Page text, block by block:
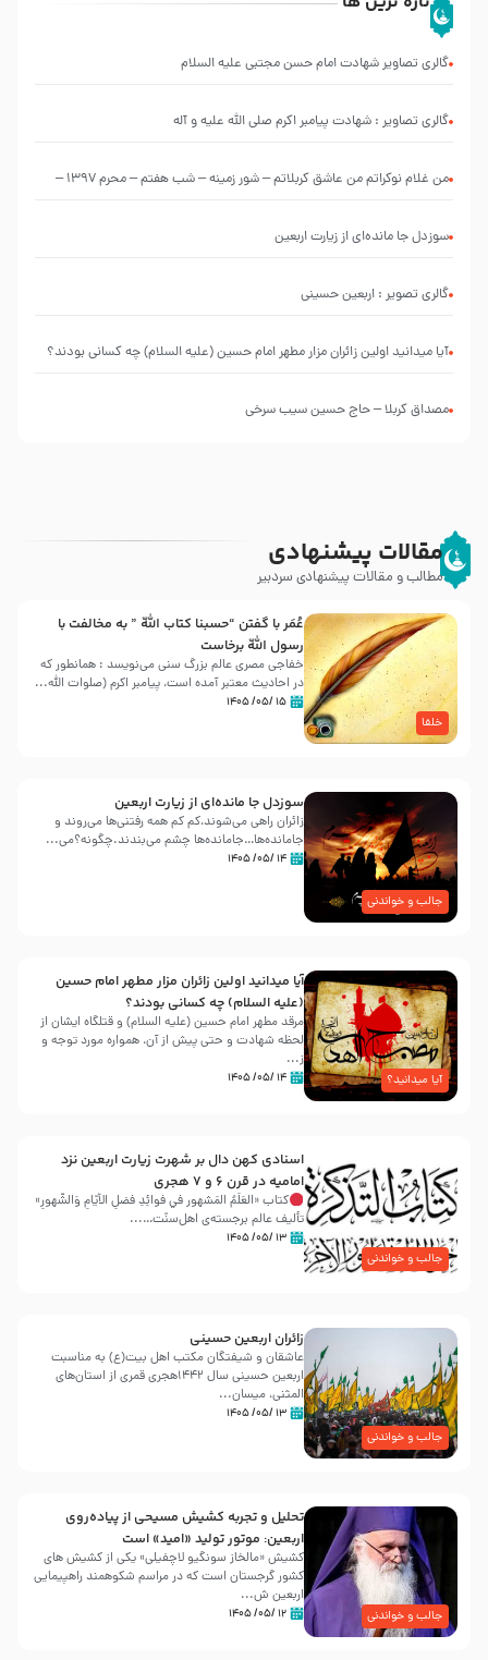
گالری تصاویر شهادت امام حسن مجتبی علیه السلام
گالری تصاویر : شهادت پیامبر اکرم صلی الله علیه و آله
من غلام نوکراتم من عاشق کربلاتم – شور زمینه – شب هفتم – محرم 1397 –
سوزدل جا مانده‌ای از زیارت اربعین
گالری تصویر : اربعین حسینی
آیا میدانید اولین زائران مزار مطهر امام حسین (علیه السلام) چه کسانی بودند؟
مصداق کربلا – حاج حسین سیب سرخی
مقالات پیشنهادی
مطالب و مقالات پیشنهادی سردبیر
خلفا
عُمَر با گفتن “حسبنا كتاب اللّه ” به مخالفت با
رسول اللّه برخاست
خفاجی مصری عالم بزرگ سنی می‌نویسد : همانطور که
در احادیث معتبر آمده است، پیامبر اکرم (صلوات اللّه...
۱۵ /۰۵/ ۱۴۰۵
جالب و خواندنی
سوزدل جا مانده‌ای از زیارت اربعین
زائران راهی می‌شوند،کم‌ کم همه رفتنی‌ها می‌روند و
جامانده‌ها…جامانده‌ها چشم می‌بندند.چگونه؟می‌...
۱۴ /۰۵/ ۱۴۰۵
آیا میدانید؟
آیا میدانید اولین زائران مزار مطهر امام حسین
(علیه السلام) چه کسانی بودند؟
مرقد مطهر امام حسین (علیه السلام) و قتلگاه ایشان از
لحظه شهادت و حتی پیش از آن، همواره مورد توجه و
ز...
۱۴ /۰۵/ ۱۴۰۵
جالب و خواندنی
اسنادی کهن دال بر شهرت زیارت اربعین نزد
امامیه در قرن ۶ و ۷ هجری
کتاب «العَلَمُ المَشهور في فَوائِدِ فَضلِ الأيّامِ وَالشُّهورِ»
تألیف عالم برجسته‌ی اهل‌سنّت…...
۱۳ /۰۵/ ۱۴۰۵
جالب و خواندنی
زائران اربعین حسینی
عاشقان و شیفتگان مکتب اهل بیت(ع) به مناسبت
اربعین حسینی سال ۱۴۴۲هجری قمری از استان‌های
المثنی، میسان...
۱۳ /۰۵/ ۱۴۰۵
جالب و خواندنی
تحلیل و تجربه کشیش مسیحی از پیاده‌روی
اربعین: موتور تولید «امید» است
کشیش «مالخاز سونگیو لاچفیلی» یکی از کشیش های
کشور گرجستان است که در مراسم شکوهمند راهپیمایی
اربعین ش...
۱۲ /۰۵/ ۱۴۰۵